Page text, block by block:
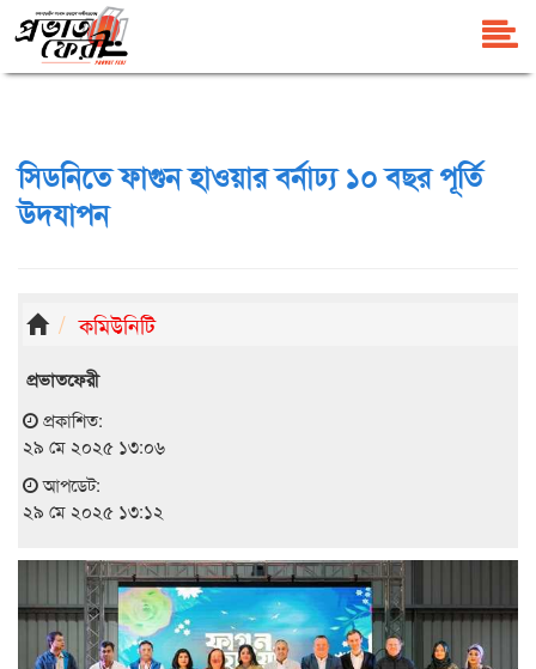
সিডনিতে ফাগুন হাওয়ার বর্নাঢ্য ১০ বছর পূর্তি
উদযাপন
কমিউনিটি
প্রভাতফেরী
প্রকাশিত:
২৯ মে ২০২৫ ১৩:০৬
আপডেট:
২৯ মে ২০২৫ ১৩:১২